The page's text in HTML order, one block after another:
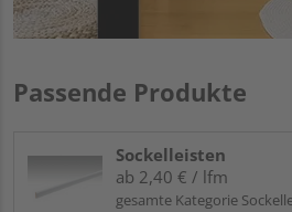
Passende Produkte
Sockelleisten
ab 2,40 € / lfm
gesamte Kategorie